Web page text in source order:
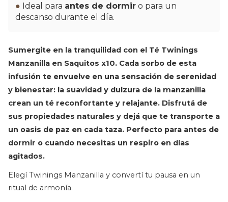
● Ideal para antes de dormir o para un
descanso durante el día.
Sumergite en la tranquilidad con el Té Twinings
Manzanilla en Saquitos x10. Cada sorbo de esta
infusión te envuelve en una sensación de serenidad
y bienestar: la suavidad y dulzura de la manzanilla
crean un té reconfortante y relajante. Disfrutá de
sus propiedades naturales y dejá que te transporte a
un oasis de paz en cada taza. Perfecto para antes de
dormir o cuando necesitas un respiro en días
agitados.
Elegí Twinings Manzanilla y convertí tu pausa en un
ritual de armonía.